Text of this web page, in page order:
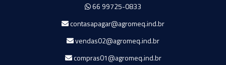
66 99725-0833
contasapagar@agromeq.ind.br
vendas02@agromeq.ind.br
compras01@agromeq.ind.br